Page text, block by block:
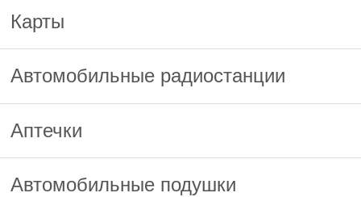
Карты
Автомобильные радиостанции
Аптечки
Автомобильные подушки